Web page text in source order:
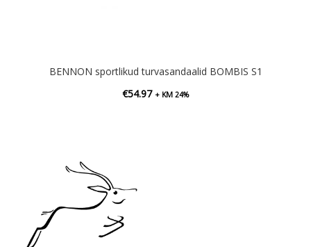
BENNON sportlikud turvasandaalid BOMBIS S1
€54.97 + KM 24%